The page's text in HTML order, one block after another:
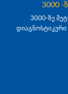
3000 -
3000-ზე